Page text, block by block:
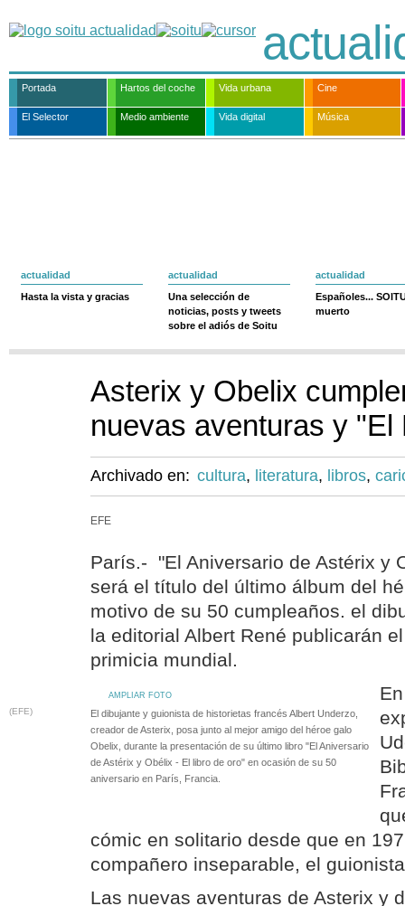
Portada Hartos del coche Vida urbana Cine
El Selector Medio ambiente Vida digital Música
actualidad
Hasta la vista y gracias
actualidad
Una selección de
noticias, posts y tweets
sobre el adiós de Soitu
actualidad
Españoles...
muerto
Asterix y Obelix
nuevas aventuras y "El
Archivado en: cultura, literatura, libros,
EFE
París.- "El Aniversario de Astérix y
será el título del último álbum del
motivo de su 50 cumpleaños. el
la editorial Albert René publicarán
primicia mundial.
AMPLIAR FOTO
(EFE)
El dibujante y guionista de historietas francés Albert Underzo,
creador de Asterix, posa junto al mejor amigo del héroe galo
Obelix, durante la presentación de su último libro "El Aniversario
de Astérix y Obélix - El libro de oro" en ocasión de su 50
aniversario en París, Francia.
cómic en solitario desde que en
compañero inseparable, el
Las nuevas aventuras de Asterix y